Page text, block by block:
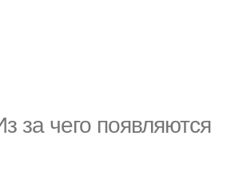
за чего появляются